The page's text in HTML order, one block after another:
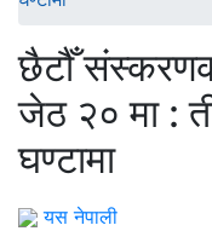
छैटौँ
जेठ २० मा :
घण्टामा
यस नेपाली